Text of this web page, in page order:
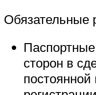
Обязательные
сторон в